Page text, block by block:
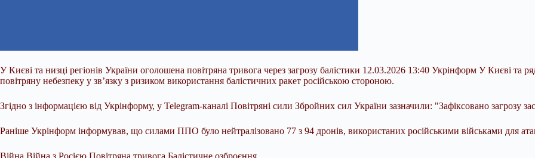
У Києві та низці регіонів України оголошена повітряна тривога через загрозу балістики 12.03.2026 13:40 Укрінформ У Києві та
повітряну небезпеку у зв’язку з ризиком використання балістичних ракет російською стороною.
Згідно з інформацією від Укрінформу, у Telegram-каналі Повітряні сили Збройних сил України зазначили: "Зафіксовано загрозу
Раніше Укрінформ інформував, що силами ППО було нейтралізовано 77 з 94 дронів, використаних російськими військами для
Війна Війна з Росією Повітряна тривога Балістичне озброєння